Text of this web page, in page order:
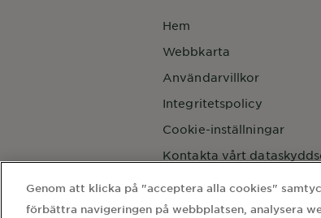
Hem
Webbkarta
Användarvillkor
Integritetspolicy
Cookie-inställningar
Kontakta vårt
Country
Country
Genom att klicka på "acceptera alla cookies"
förbättra navigeringen på webbplatsen, analysera